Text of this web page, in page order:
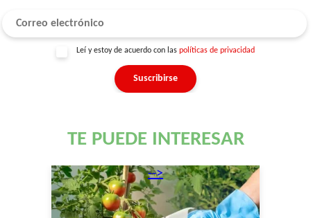
Leí y estoy de acuerdo con las políticas de privacidad
TE PUEDE INTERESAR
-->